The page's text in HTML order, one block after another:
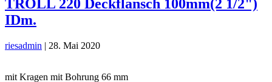
TROLL 220 Deckflansch 100mm(2 1/2")
IDm.
riesadmin | 28. Mai 2020
mit Kragen mit Bohrung 66 mm